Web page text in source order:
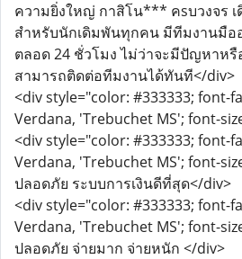
ความยิ่งใหญ่ กาสิโน*** คsบวงจร เ
สำหรับนักเดิมพันทุกคน มีทีมงานมือ
ตลอด 24 ชั่วโมง ไม่ว่าจะมีปัญหาหรื
สามารถติดต่อทีมงานได้ทันที</div>
<div style="color: #333333; font-
Verdana, 'Trebuchet MS'; font-
<div style="color: #333333; font-
Verdana, 'Trebuchet MS'; font-
ปลอดภัย ระบบการเงินดีที่สุด</div>
<div style="color: #333333; font-
Verdana, 'Trebuchet MS'; font-
ปลอดภัย จ่ายมาก จ่ายหนัก </div>